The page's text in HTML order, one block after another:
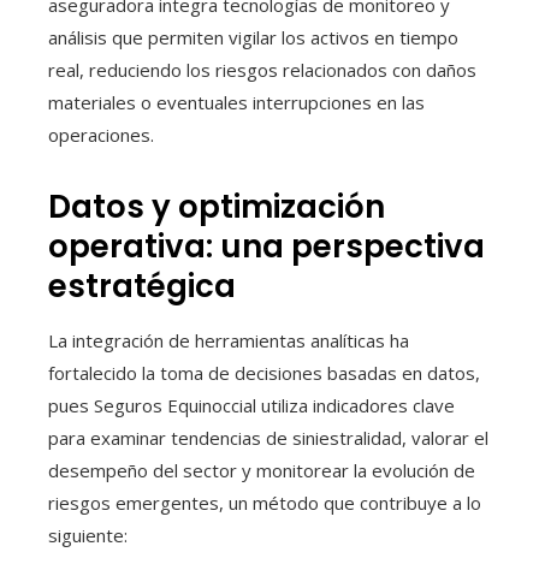
aseguradora integra tecnologías de monitoreo y
análisis que permiten vigilar los activos en tiempo
real, reduciendo los riesgos relacionados con daños
materiales o eventuales interrupciones en las
operaciones.
Datos y optimización
operativa: una perspectiva
estratégica
La integración de herramientas analíticas ha
fortalecido la toma de decisiones basadas en datos,
pues Seguros Equinoccial utiliza indicadores clave
para examinar tendencias de siniestralidad, valorar el
desempeño del sector y monitorear la evolución de
riesgos emergentes, un método que contribuye a lo
siguiente: